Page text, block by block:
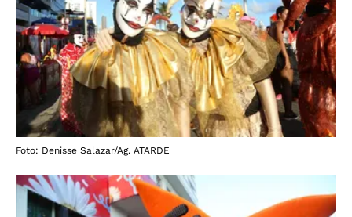
Foto: Denisse Salazar/Ag. ATARDE